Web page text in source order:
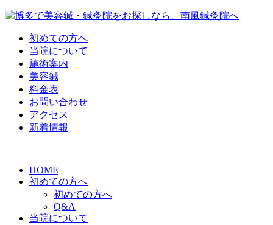
初めての方へ
当院について
施術案内
美容鍼
料金表
お問い合わせ
アクセス
新着情報
HOME
初めての方へ
初めての方へ
Q&A
当院について